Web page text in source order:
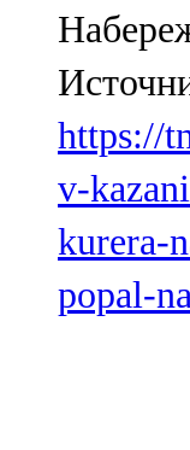
https://
v-
kurera-
popal-